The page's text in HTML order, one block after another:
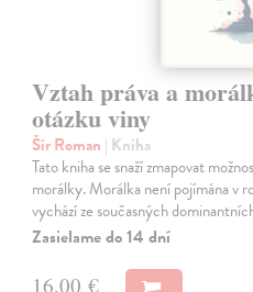
Vztah práva a
otázku viny
Šír Roman | Kniha
Tato kniha se snaží zmapovat
morálky. Morálka není pojímána v
vychází ze současných
Zasielame do 14 dní
16,00 €